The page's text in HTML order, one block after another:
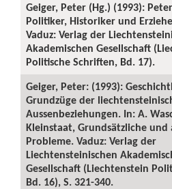
Geiger, Peter (Hg.) (1993):
Politiker, Historiker und
Vaduz: Verlag der
Akademischen Gesellschaft
Politische Schriften, Bd. 17).
Geiger, Peter: (1993):
Grundzüge der
Aussenbeziehungen. In: A.
Kleinstaat, Grundsätzliche und
Probleme. Vaduz: Verlag der
Liechtensteinischen
Gesellschaft (Liechtenstein
Bd. 16), S. 321-340.